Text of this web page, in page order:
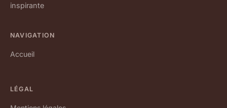
inspirante
NAVIGATION
Accueil
LÉGAL